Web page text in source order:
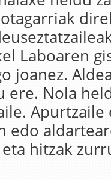
Laboaren
joanez.
Nola
Apurtzaile
edo
hitzak